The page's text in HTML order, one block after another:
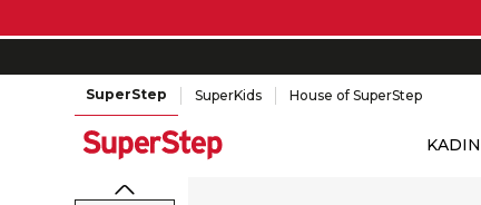
SuperStep SuperKids House of SuperStep
KADIN